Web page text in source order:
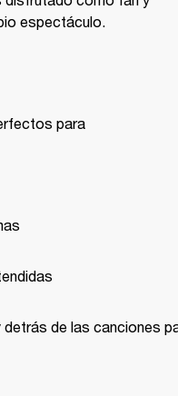
espectáculo.
para
de las canciones